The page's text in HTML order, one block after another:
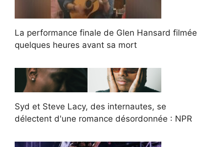
La performance finale de Glen Hansard filmée
quelques heures avant sa mort
Syd et Steve Lacy, des internautes, se
délectent d'une romance désordonnée : NPR